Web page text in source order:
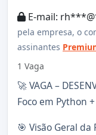
E-mail:
pela empresa, o
assinantes
1 Vaga
🚀 VAGA –
Foco em Python
🎯 Visão Geral da